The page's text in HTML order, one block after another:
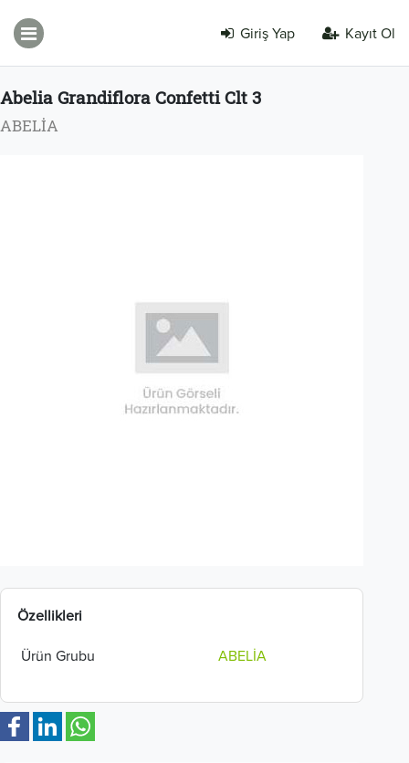
Giriş Yap Kayıt Ol
Abelia Grandiflora Confetti Clt 3
ABELİA
Özellikleri
Ürün Grubu ABELİA